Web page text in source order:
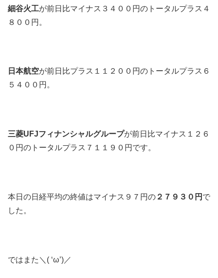
細谷火工が前日比マイナス３４００円のトータルプラス４
８００円。
日本航空が前日比プラス１１２００円のトータルプラス６
５４００円。
三菱UFJフィナンシャルグループが前日比マイナス１２６
０円のトータルプラス７１１９０円です。
本日の日経平均の終値はマイナス９７円の ２７９３０円 で
した。
ではまた＼( ‘ω’)／